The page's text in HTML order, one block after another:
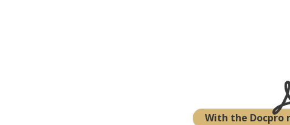
With the Docpro